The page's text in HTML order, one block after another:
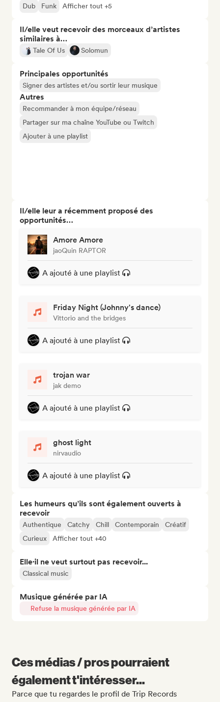
Dub
Funk Afficher tout +5
Il/elle veut recevoir des morceaux d’artistes
similaires à…
Tale Of Us Solomun
Principales opportunités
Signer des artistes et/ou sortir leur musique
Autres
Recommander à mon équipe/réseau
Partager sur ma chaîne YouTube ou Twitch
Ajouter à une playlist
Il/elle leur a récemment proposé des
opportunités…
Amore Amore
jaoQuin RAPTOR
A ajouté à une playlist
Friday Night (Johnny's dance)
Vittorio and the bridges
A ajouté à une playlist
trojan war
jak demo
A ajouté à une playlist
ghost light
nirvaudio
A ajouté à une playlist
Les humeurs qu’ils sont également ouverts à
recevoir
Authentique Catchy Chill Contemporain
Créatif
Curieux
Afficher tout +40
Elle·il ne veut surtout pas recevoir...
Classical music
Musique générée par IA
Refuse la musique générée par IA
Ces médias / pros pourraient
également t'intéresser...
Parce que tu regardes le profil de Trip Records